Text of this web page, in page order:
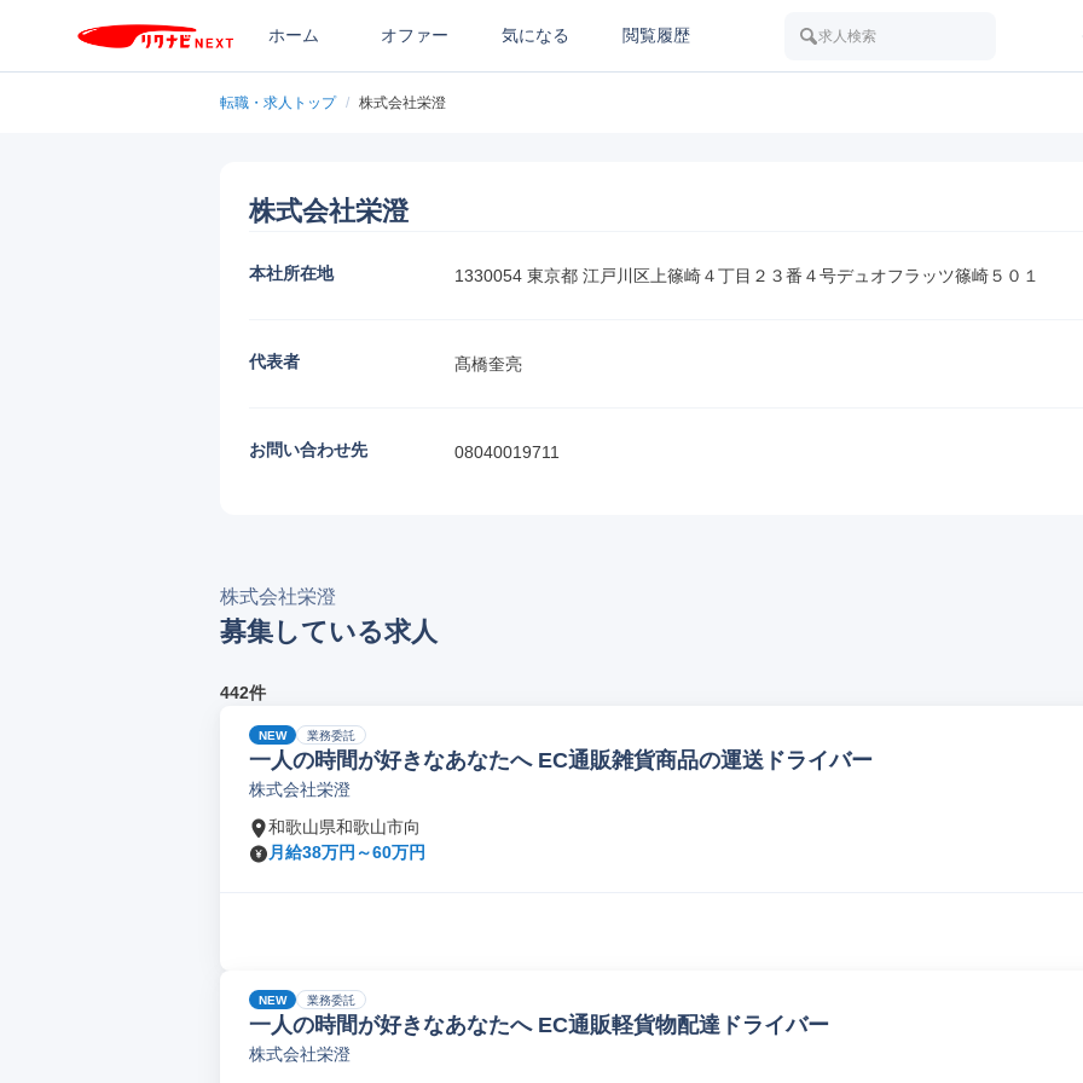
ホーム オファー 気になる 閲覧履歴 求人検索
転職・求人トップ / 株式会社栄澄
株式会社栄澄
本社所在地 1330054 東京都 江戸川区上篠崎４丁目２３番４号デュオフラッツ篠崎５０１
代表者 髙橋奎亮
お問い合わせ先 08040019711
株式会社栄澄
募集している求人
442件
NEW 業務委託
一人の時間が好きなあなたへ EC通販雑貨商品の運送ドライバー
株式会社栄澄
和歌山県和歌山市向
月給38万円～60万円
NEW 業務委託
一人の時間が好きなあなたへ EC通販軽貨物配達ドライバー
株式会社栄澄